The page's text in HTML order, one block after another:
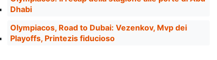
Dhabi
Olympiacos, Road to Dubai: Vezenkov, Mvp dei
Playoffs, Printezis fiducioso